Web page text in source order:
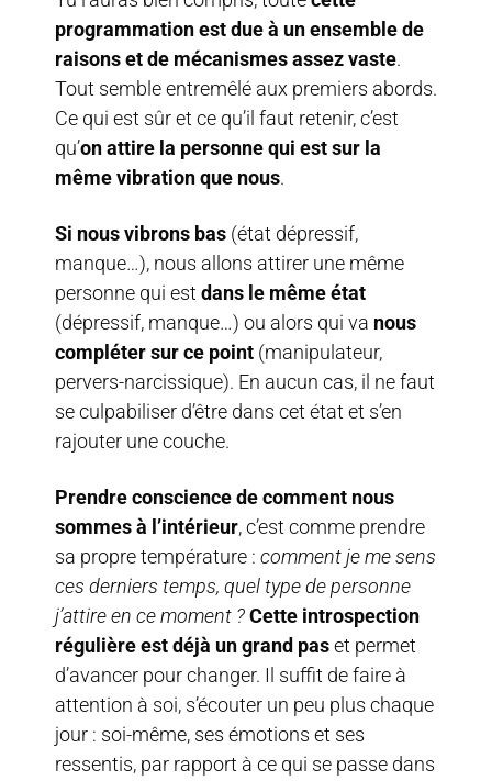
programmation est due à un ensemble de
raisons et de mécanismes assez vaste.
Tout semble entremêlé aux premiers abords.
Ce qui est sûr et ce qu’il faut retenir, c’est
qu’on attire la personne qui est sur la
même vibration que nous.
Si nous vibrons bas (état dépressif,
manque…), nous allons attirer une même
personne qui estdans le même état
(dépressif, manque…) ou alors qui va nous
compléter sur ce point (manipulateur,
pervers-narcissique). En aucun cas, il ne faut
se culpabiliser d’être dans cet état et s’en
rajouter une couche.
Prendre conscience de comment nous
sommes à l’intérieur, c’est comme prendre
sa propre température : comment je me sens
ces derniers temps, quel type de personne
j’attire en ce moment ?Cette introspection
régulière est déjà un grand paset permet
d’avancer pour changer. Il suffit de faire à
attention à soi, s’écouter un peu plus chaque
jour : soi-même, ses émotions et ses
ressentis, par rapport à ce qui se passe dans